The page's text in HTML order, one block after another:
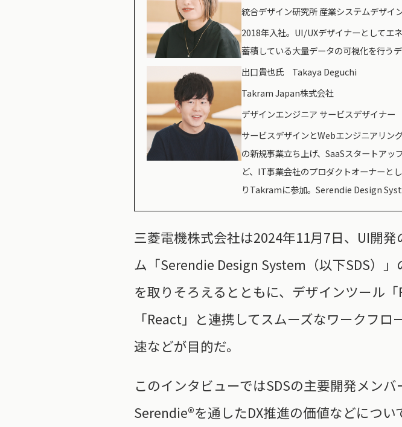
統合デザイン研究所 産業システムデザイ
2018年入社。UI/UXデザイナーとしてエ
蓄積している大量データの可視化を行う
出口貴也氏 Takaya Deguchi
Takram Japan株式会社
デザインエンジニア サービスデザイナー
サービスデザインとWebエンジニアリン
の新規事業立ち上げ、SaaSスタートア
ど、IT事業会社のプロダクトオーナーと
りTakramに参加。Serendie Design
三菱電機株式会社は2024年11月7日、UI開
ム「Serendie Design System（以下SDS）
を取りそろえるとともに、デザインツール
「React」と連携してスムーズなワークフ
速などが目的だ。
このインタビューではSDSの主要開発メン
Serendie®を通したDX推進の価値などについ